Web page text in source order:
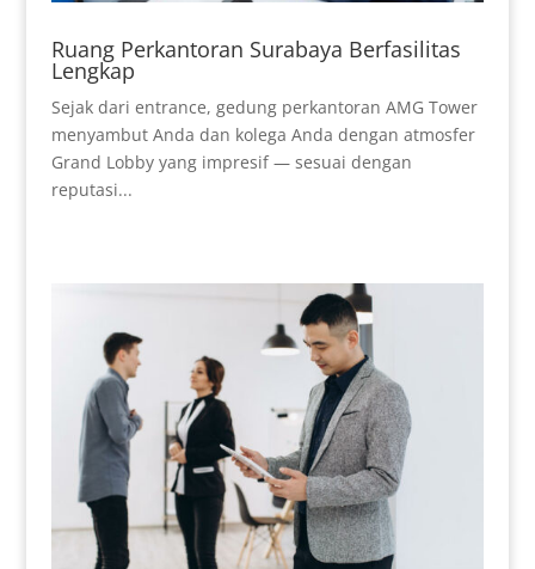
Ruang Perkantoran Surabaya Berfasilitas
Lengkap
Sejak dari entrance, gedung perkantoran AMG Tower
menyambut Anda dan kolega Anda dengan atmosfer
Grand Lobby yang impresif — sesuai dengan
reputasi...